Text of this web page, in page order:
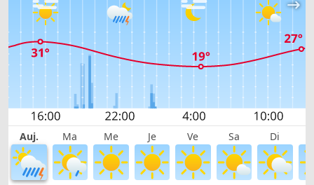
Auj. Ma Me Je Ve Sa Di